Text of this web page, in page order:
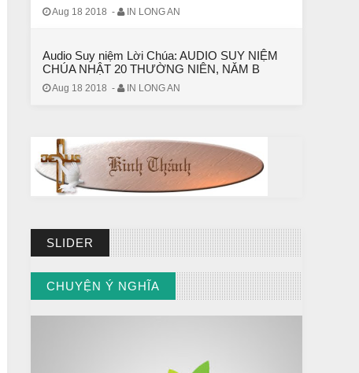
Aug 18 2018 - IN LONG AN
Audio Suy niệm Lời Chúa: AUDIO SUY NIỆM
CHÚA NHẬT 20 THƯỜNG NIÊN, NĂM B
Aug 18 2018 - IN LONG AN
SLIDER
CHUYỆN Ý NGHĨA
// VIEW MORE BY CHUYỆN Ý NGHĨA
CHUYỆN Ý NGHĨA
BÀI NỔI BẬT
HẠT GIỐNG TÂM HỒN